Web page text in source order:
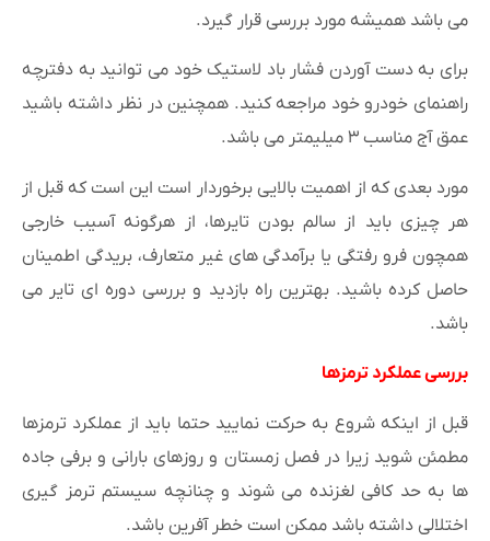
می باشد همیشه مورد بررسی قرار گیرد.
برای به دست آوردن فشار باد لاستیک خود می توانید به دفترچه
راهنمای خودرو خود مراجعه کنید. همچنین در نظر داشته باشید
عمق آج مناسب ۳ میلیمتر می باشد.
مورد بعدی که از اهمیت بالایی برخوردار است این است که قبل از
هر چیزی باید از سالم بودن تایرها، از هرگونه آسیب خارجی
همچون فرو رفتگی یا برآمدگی های غیر متعارف، بریدگی اطمینان
حاصل کرده باشید. بهترین راه بازدید و بررسی دوره ای تایر می
باشد.
بررسی عملکرد ترمزها
قبل از اینکه شروع به حرکت نمایید حتما باید از عملکرد ترمزها
مطمئن شوید زیرا در فصل زمستان و روزهای بارانی و برفی جاده
ها به حد کافی لغزنده می شوند و چنانچه سیستم ترمز گیری
اختلالی داشته باشد ممکن است خطر آفرین باشد.